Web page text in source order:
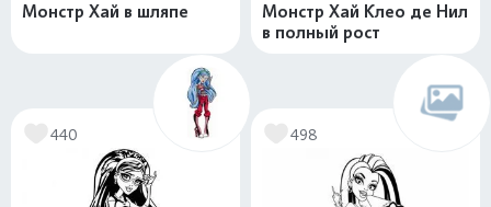
Монстр Хай в шляпе
Монстр Хай Клео де Нил
в полный рост
440 498